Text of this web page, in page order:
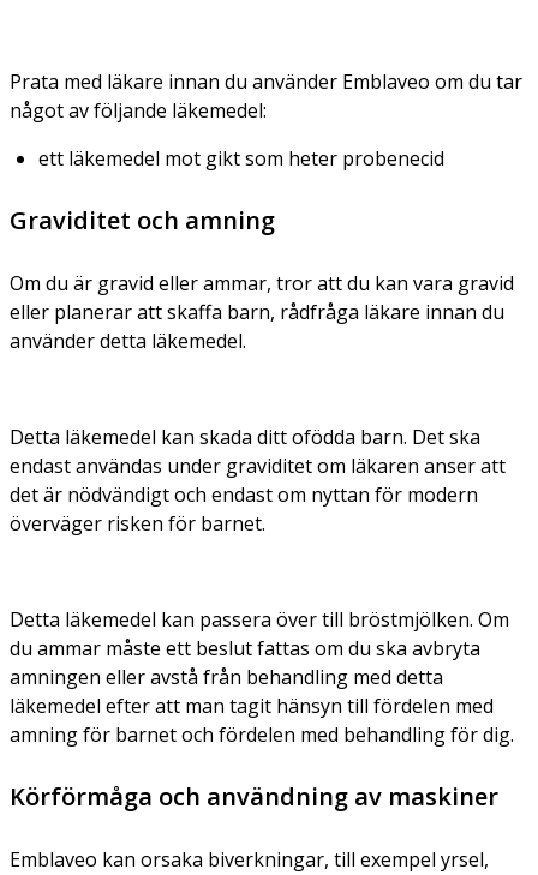
Prata med läkare innan du använder Emblaveo om du tar
något av följande läkemedel:
ett läkemedel mot gikt som heter probenecid
Graviditet och amning
Om du är gravid eller ammar, tror att du kan vara gravid
eller planerar att skaffa barn, rådfråga läkare innan du
använder detta läkemedel.
Detta läkemedel kan skada ditt ofödda barn. Det ska
endast användas under graviditet om läkaren anser att
det är nödvändigt och endast om nyttan för modern
överväger risken för barnet.
Detta läkemedel kan passera över till bröstmjölken. Om
du ammar måste ett beslut fattas om du ska avbryta
amningen eller avstå från behandling med detta
läkemedel efter att man tagit hänsyn till fördelen med
amning för barnet och fördelen med behandling för dig.
Körförmåga och användning av maskiner
Emblaveo kan orsaka biverkningar, till exempel yrsel,